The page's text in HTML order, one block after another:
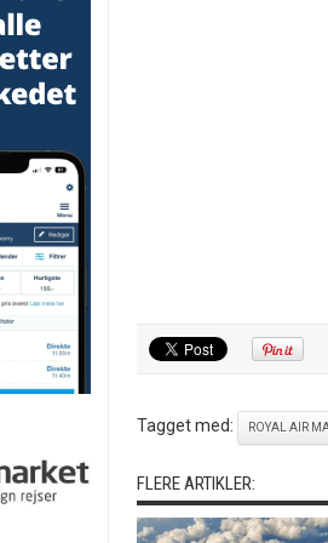
Tagget med: ROYAL AIR
FLERE ARTIKLER: